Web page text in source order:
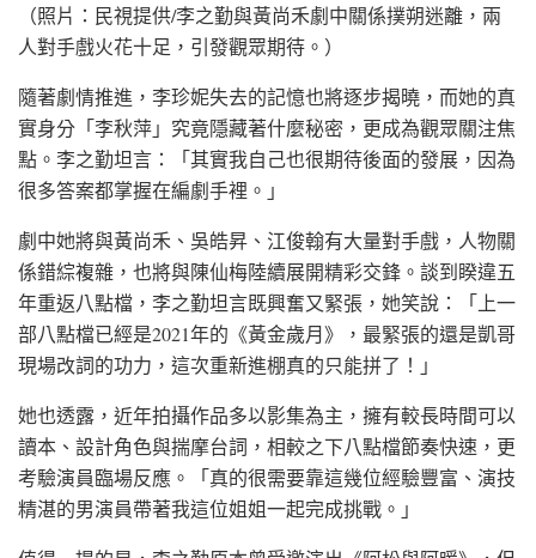
（照片：民視提供/李之勤與黃尚禾劇中關係撲朔迷離，兩
人對手戲火花十足，引發觀眾期待。）
隨著劇情推進，李珍妮失去的記憶也將逐步揭曉，而她的真
實身分「李秋萍」究竟隱藏著什麼秘密，更成為觀眾關注焦
點。李之勤坦言：「其實我自己也很期待後面的發展，因為
很多答案都掌握在編劇手裡。」
劇中她將與黃尚禾、吳皓昇、江俊翰有大量對手戲，人物關
係錯綜複雜，也將與陳仙梅陸續展開精彩交鋒。談到睽違五
年重返八點檔，李之勤坦言既興奮又緊張，她笑說：「上一
部八點檔已經是2021年的《黃金歲月》，最緊張的還是凱哥
現場改詞的功力，這次重新進棚真的只能拼了！」
她也透露，近年拍攝作品多以影集為主，擁有較長時間可以
讀本、設計角色與揣摩台詞，相較之下八點檔節奏快速，更
考驗演員臨場反應。「真的很需要靠這幾位經驗豐富、演技
精湛的男演員帶著我這位姐姐一起完成挑戰。」